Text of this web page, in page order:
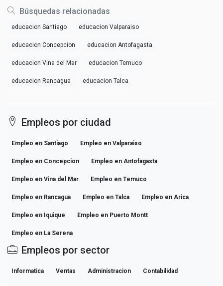
Búsquedas relacionadas
educacion Santiago educacion Valparaiso
educacion Concepcion educacion Antofagasta
educacion Vina del Mar educacion Temuco
educacion Rancagua educacion Talca
Empleos por ciudad
Empleo en Santiago Empleo en Valparaiso
Empleo en Concepcion Empleo en Antofagasta
Empleo en Vina del Mar Empleo en Temuco
Empleo en Rancagua Empleo en Talca Empleo en Arica
Empleo en Iquique Empleo en Puerto Montt
Empleo en La Serena
Empleos por sector
Informatica Ventas Administracion Contabilidad